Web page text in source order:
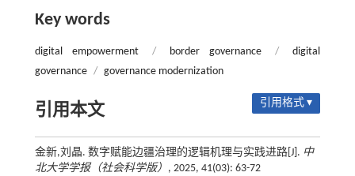
Key words
digital empowerment / border governance /
digital
governance / governance modernization
引用本文 引用格式 ▾
金新,刘晶. 数字赋能边疆治理的逻辑机理与实践进路[J]. 中
北大学学报（社会科学版） , 2025, 41(03): 63-72